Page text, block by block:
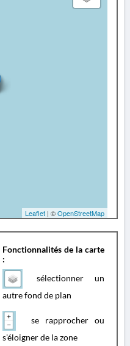
Leaflet | ©OpenStreetMap
Fonctionnalités de la carte
:
sélectionner un
autre fond de plan
se rapprocher ou
s'éloigner de la zone